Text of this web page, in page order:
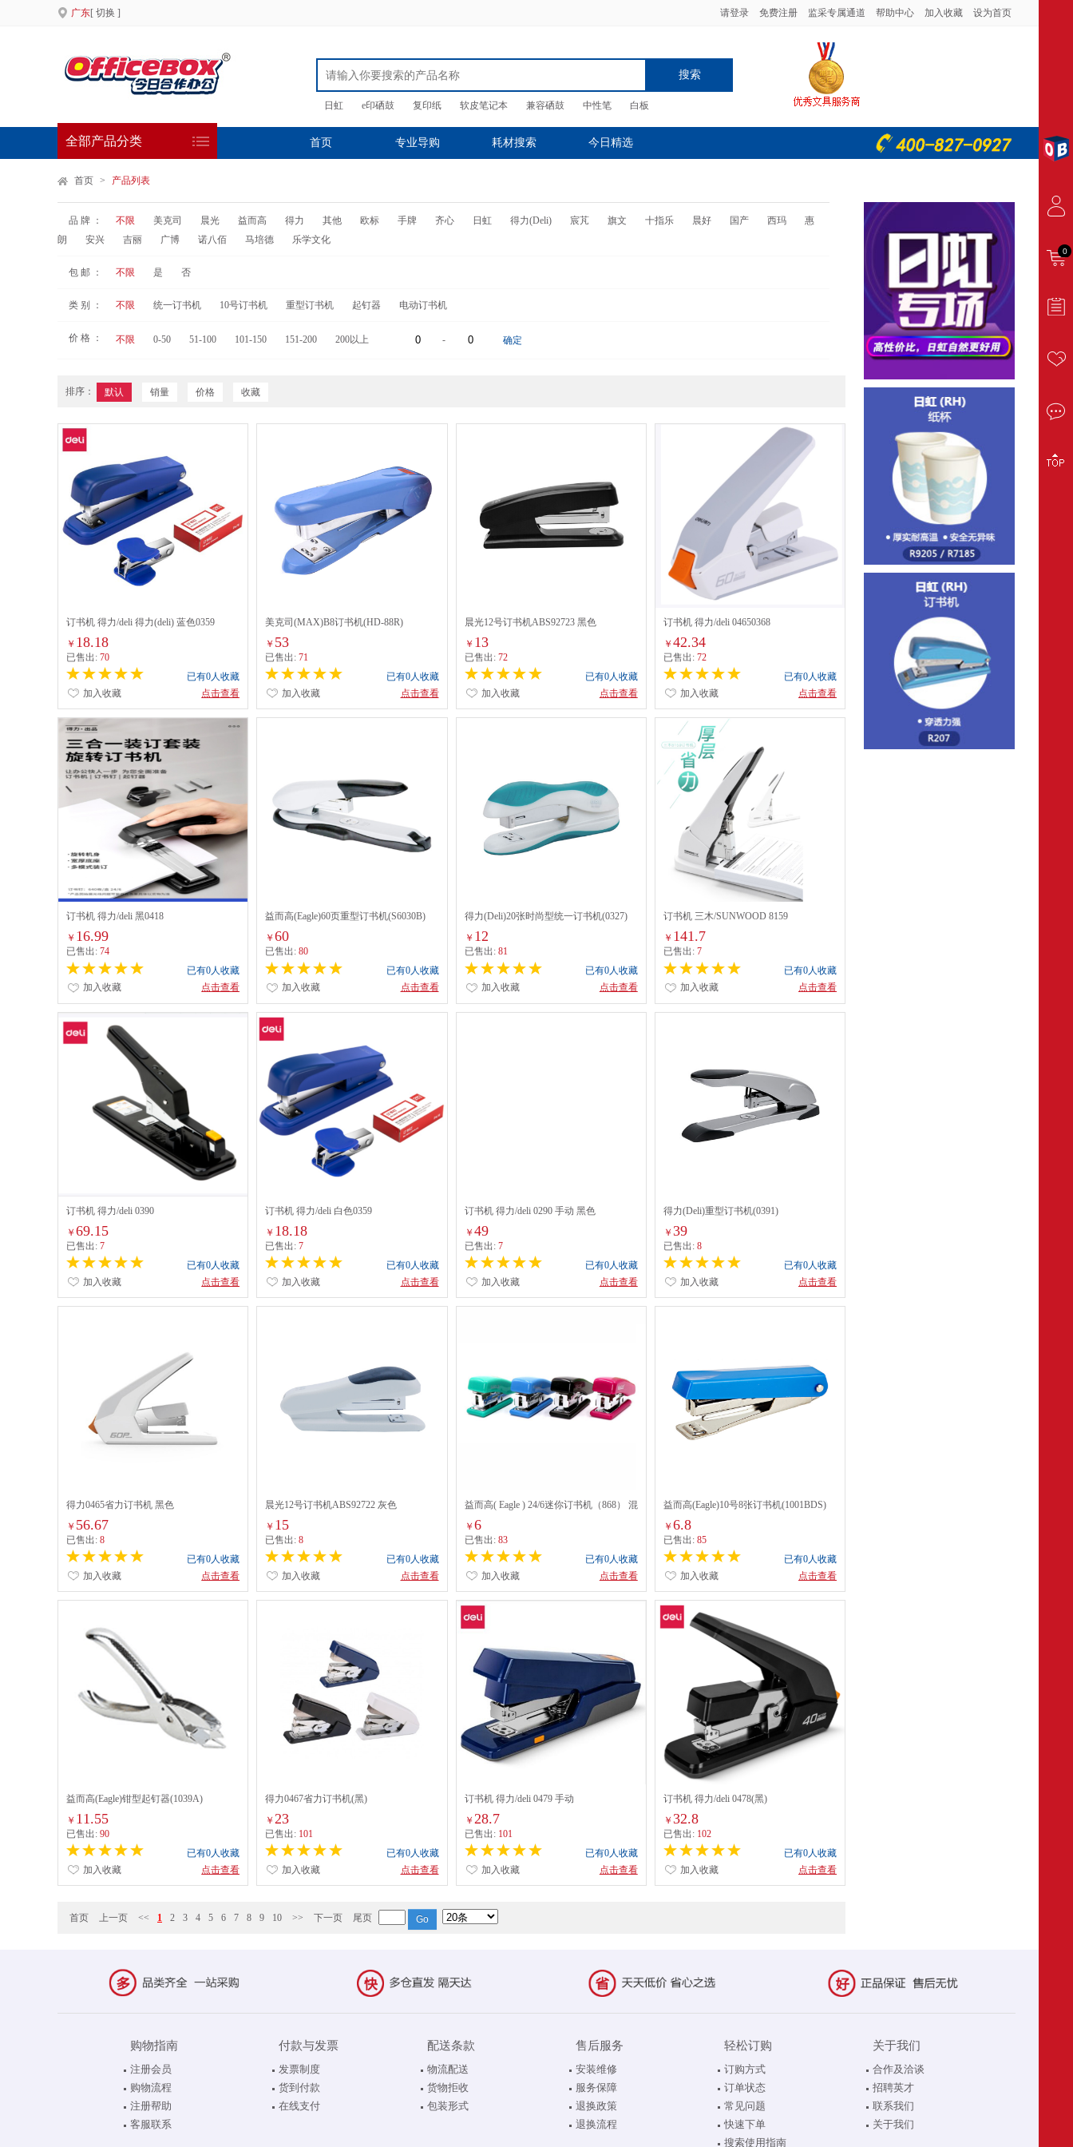
请登录 免费注册 监采专属通道 帮助中心 加入收藏 设为首页
广东[ 切换 ]
搜索
日虹 e印硒鼓 复印纸 软皮笔记本 兼容硒鼓 中性笔 白板
全部产品分类 首页 专业导购 耗材搜索 今日精选
首页 > 产品列表
品 牌 ： 不限 美克司 晨光 益而高 得力 其他 欧标 手牌 齐心 日虹 得力(Deli) 宸芃 旗文 十指乐 晨好 国产 西玛
惠
朗
安兴 吉丽 广博 诺八佰 马培德 乐学文化
包 邮 ： 不限 是 否
类 别 ： 不限 统一订书机 10号订书机 重型订书机 起钉器 电动订书机
价 格 ： 不限 0-50 51-100 101-150 151-200 200以上 - 确定
排序： 默认 销量 价格 收藏
订书机 得力/deli 得力(deli) 蓝色0359
￥ 18.18
已售出: 70
已有0人收藏
点击查看
加入收藏
美克司(MAX)B8订书机(HD-88R)
￥ 53
已售出:71
已有0人收藏
点击查看
加入收藏
晨光12号订书机ABS92723 黑色
￥ 13
已售出: 72
已有0人收藏
点击查看
加入收藏
订书机 得力/deli 04650368
￥ 42.34
已售出: 72
已有0人收藏
点击查看
加入收藏
订书机 得力/deli 黑0418
￥ 16.99
已售出: 74
已有0人收藏
点击查看
加入收藏
益而高(Eagle)60页重型订书机(S6030B)
￥60
已售出:80
已有0人收藏
点击查看
加入收藏
得力(Deli)20张时尚型统一订书机(0327)
￥ 12
已售出: 81
已有0人收藏
点击查看
加入收藏
订书机 三木/SUNWOOD 8159
￥ 141.7
已售出: 7
已有0人收藏
点击查看
加入收藏
订书机 得力/deli 0390
￥ 69.15
已售出: 7
已有0人收藏
点击查看
加入收藏
订书机 得力/deli 白色0359
￥ 18.18
已售出:7
已有0人收藏
点击查看
加入收藏
订书机 得力/deli 0290 手动 黑色
￥ 49
已售出: 7
已有0人收藏
点击查看
加入收藏
得力(Deli)重型订书机(0391)
￥ 39
已售出: 8
已有0人收藏
点击查看
加入收藏
得力0465省力订书机 黑色
￥ 56.67
已售出: 8
已有0人收藏
点击查看
加入收藏
晨光12号订书机ABS92722 灰色
￥ 15
已售出:8
已有0人收藏
点击查看
加入收藏
益而高( Eagle ) 24/6迷你订书机（868） 混
￥ 6
已售出: 83
已有0人收藏
点击查看
加入收藏
益而高(Eagle)10号8张订书机(1001BDS)
￥ 6.8
已售出: 85
已有0人收藏
点击查看
加入收藏
益而高(Eagle)钳型起钉器(1039A)
￥ 11.55
已售出: 90
已有0人收藏
点击查看
加入收藏
得力0467省力订书机(黑)
￥23
已售出: 101
已有0人收藏
点击查看
加入收藏
订书机 得力/deli 0479 手动
￥ 28.7
已售出: 101
已有0人收藏
点击查看
加入收藏
订书机 得力/deli 0478(黑)
￥ 32.8
已售出: 102
已有0人收藏
点击查看
加入收藏
首页 上一页 << 1 2 3 4 5 6 7 8 9 10 >> 下一页 尾页
购物指南
注册会员
购物流程
注册帮助
客服联系
付款与发票
发票制度
货到付款
在线支付
配送条款
物流配送
货物拒收
包装形式
售后服务
安装维修
服务保障
退换政策
退换流程
轻松订购
订购方式
订单状态
常见问题
快速下单
搜索使用指南
关于我们
合作及洽谈
招聘英才
联系我们
关于我们
0